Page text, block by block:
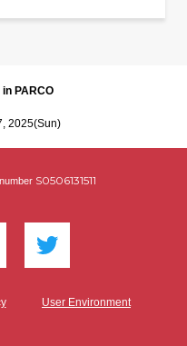
in PARCO
2025(Sun)
S0506131511
User Environment